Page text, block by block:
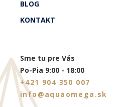
BLOG
KONTAKT
Sme tu pre Vás
Po-Pia 9:00 - 18:00
+421 904 350 007
info@aquaomega.sk
BLOG
KONTAKT
Sme tu pre Vás
Po-Pia 9:00 - 18:00
+421 904 350 007
info@aquaomega.sk